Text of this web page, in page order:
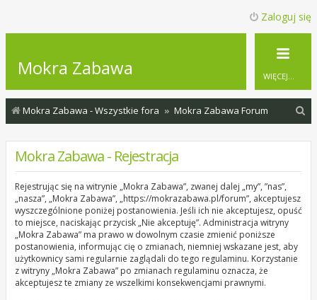
Zaloguj się
Mokra Zabawa WIĘCEJ…
Mokra Zabawa - Wszystkie fora Mokra Zabawa Forum
Mokra Zabawa - Rejestracja
Rejestrując się na witrynie „Mokra Zabawa”, zwanej dalej „my”, ”nas”,
„nasza”, „Mokra Zabawa”, „https://mokrazabawa.pl/forum”, akceptujesz
wyszczególnione poniżej postanowienia. Jeśli ich nie akceptujesz, opuść
to miejsce, naciskając przycisk „Nie akceptuję”. Administracja witryny
„Mokra Zabawa” ma prawo w dowolnym czasie zmienić poniższe
postanowienia, informując cię o zmianach, niemniej wskazane jest, aby
użytkownicy sami regularnie zaglądali do tego regulaminu. Korzystanie
z witryny „Mokra Zabawa” po zmianach regulaminu oznacza, że
akceptujesz te zmiany ze wszelkimi konsekwencjami prawnymi.